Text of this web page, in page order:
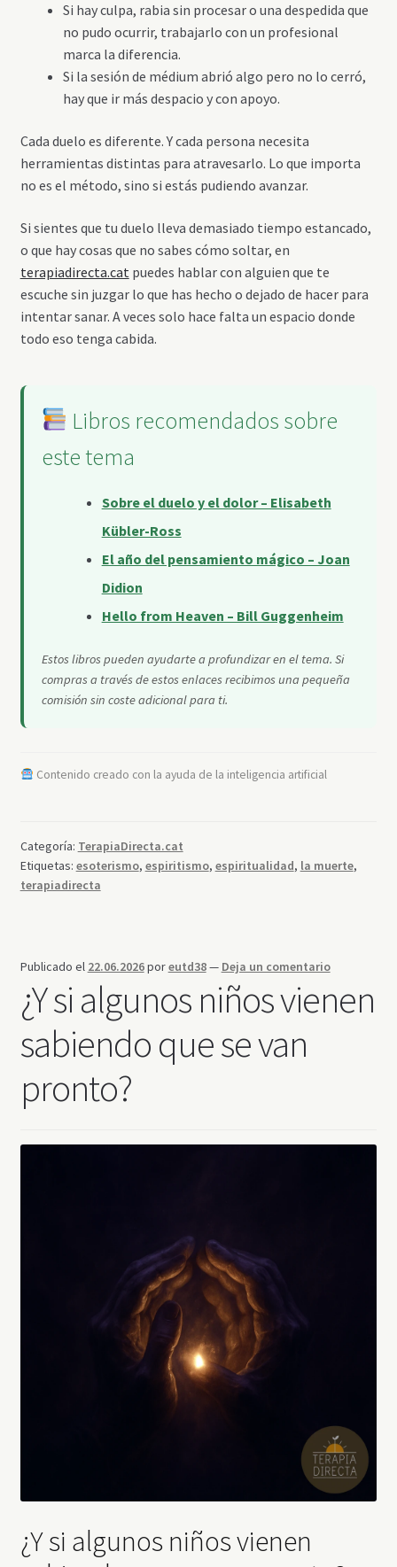
Si hay culpa, rabia sin procesar o una despedida que
no pudo ocurrir, trabajarlo con un profesional
marca la diferencia.
Si la sesión de médium abrió algo pero no lo cerró,
hay que ir más despacio y con apoyo.
Cada duelo es diferente. Y cada persona necesita
herramientas distintas para atravesarlo. Lo que importa
no es el método, sino si estás pudiendo avanzar.
Si sientes que tu duelo lleva demasiado tiempo estancado,
o que hay cosas que no sabes cómo soltar, en
terapiadirecta.cat puedes hablar con alguien que te
escuche sin juzgar lo que has hecho o dejado de hacer para
intentar sanar. A veces solo hace falta un espacio donde
todo eso tenga cabida.
Libros recomendados sobre
este tema
Sobre el duelo y el dolor – Elisabeth
Kübler-Ross
El año del pensamiento mágico – Joan
Didion
Hello from Heaven – Bill Guggenheim
Estos libros pueden ayudarte a profundizar en el tema. Si
compras a través de estos enlaces recibimos una pequeña
comisión sin coste adicional para ti.
Contenido creado con la ayuda de la inteligencia artificial
Categoría: TerapiaDirecta.cat
Etiquetas: esoterismo, espiritismo, espiritualidad, la muerte,
terapiadirecta
Publicado el 22.06.2026poreutd38— Deja un comentario
¿Y si algunos niños vienen
sabiendo que se van
pronto?
¿Y si algunos niños vienen